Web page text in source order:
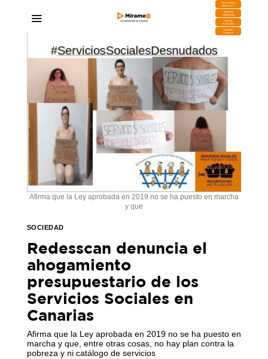
DESCARGA
MIRAPLAY
Buzón de
Sugerencias
Contratar
Publicidad
Contacto
Comercial
Afirma que la Ley aprobada en 2019 no se ha puesto en marcha
y que
SOCIEDAD
Redesscan denuncia el
ahogamiento
presupuestario de los
Servicios Sociales en
Canarias
Afirma que la Ley aprobada en 2019 no se ha puesto en
marcha y que, entre otras cosas, no hay plan contra la
pobreza y ni catálogo de servicios